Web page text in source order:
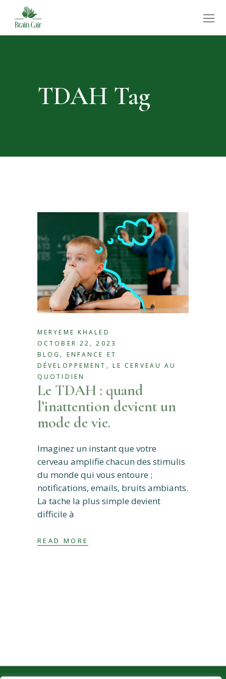
TDAH Tag
MERYEME KHALED
OCTOBER 22, 2023
BLOG , ENFANCE ET
DÉVELOPPEMENT , LE CERVEAU AU
QUOTIDIEN
Le TDAH : quand
l’inattention devient un
mode de vie.
Imaginez un instant que votre
cerveau amplifie chacun des stimulis
du monde qui vous entoure ;
notifications, emails, bruits ambiants.
La tache la plus simple devient
difficile à
READ MORE